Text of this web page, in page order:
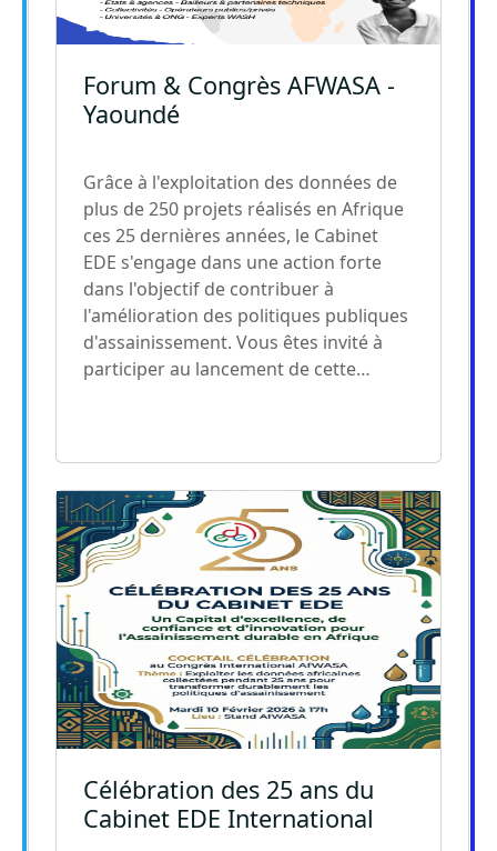
Forum & Congrès AFWASA -
Yaoundé
Grâce à l'exploitation des données de
plus de 250 projets réalisés en Afrique
ces 25 dernières années, le Cabinet
EDE s'engage dans une action forte
dans l'objectif de contribuer à
l'amélioration des politiques publiques
d'assainissement. Vous êtes invité à
participer au lancement de cette…
Image
Célébration des 25 ans du
Cabinet EDE International